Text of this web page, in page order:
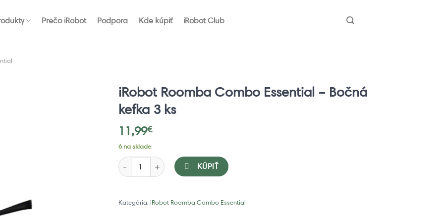
Prečo iRobot Podpora Kde kúpiť iRobot Club
iRobot Roomba Combo Essential – Bočná
kefka 3 ks
11,99€
6 na sklade
množstvo iRobot Roomba Combo Essential – Bočná kefka 3 ks
KÚPIŤ
Kategória: iRobot Roomba Combo Essential